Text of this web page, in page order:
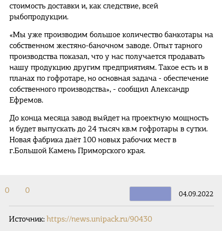
стоимость доставки и, как следствие, всей
рыбопродукции.
«Мы уже производим большое количество банкотары на
собственном жестяно-баночном заводе. Опыт тарного
производства показал, что у нас получается продавать
нашу продукцию другим предприятиям. Такое есть и в
планах по гофротаре, но основная задача - обеспечение
собственного производства», - сообщил Александр
Ефремов.
До конца месяца завод выйдет на проектную мощность
и будет выпускать до 24 тысяч кв.м гофротары в сутки.
Новая фабрика даёт 100 новых рабочих мест в
г.Большой Камень Приморского края.
04.09.2022
0 0
Источник: https://news.unipack.ru/90430